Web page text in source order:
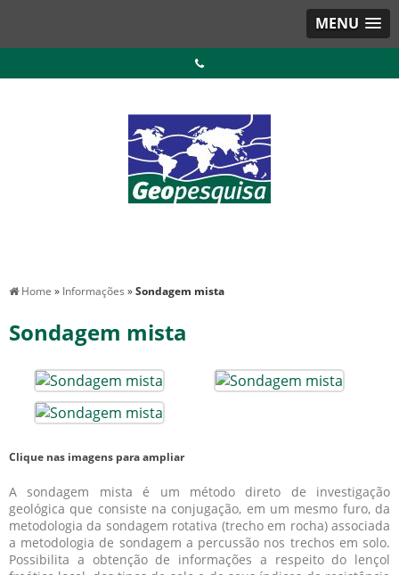
MENU
Home » Informações »Sondagem mista
Sondagem mista
Clique nas imagens para ampliar
Asondagem mista é um método direto de investigação
geológica que consiste na conjugação, em um mesmo furo, da
metodologia da sondagem rotativa (trecho em rocha) associada
a metodologia de sondagem a percussão nos trechos em solo.
Possibilita a obtenção de informações a respeito do lençol